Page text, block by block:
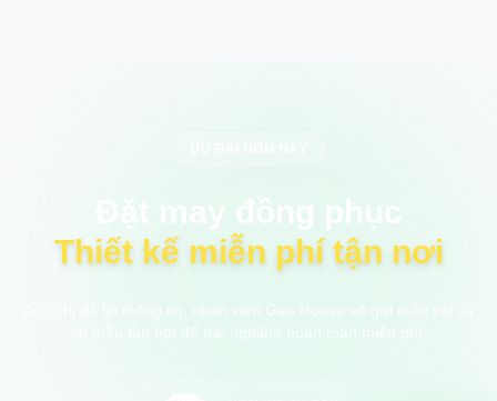
Đặt may đồng phục
Thiết kế miễn phí tận nơi